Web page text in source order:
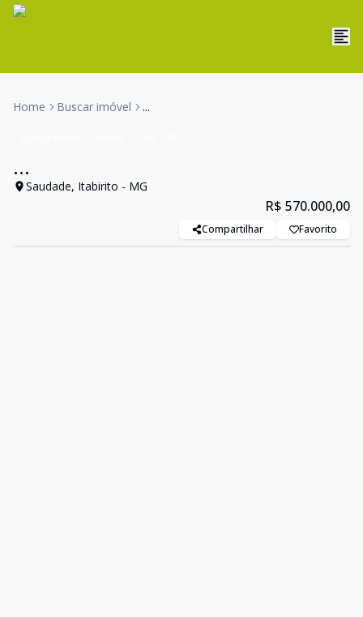
Home Buscar imóvel ...
...
Saudade, Itabirito - MG
R$ 570.000,00
Compartilhar Favorito